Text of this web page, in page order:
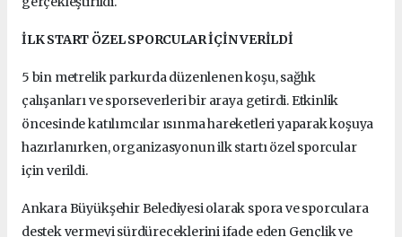
İLK START ÖZEL SPORCULAR İÇİN VERİLDİ
5 bin metrelik parkurda düzenlenen koşu, sağlık
çalışanları ve sporseverleri bir araya getirdi. Etkinlik
öncesinde katılımcılar ısınma hareketleri yaparak koşuya
hazırlanırken, organizasyonun ilk startı özel sporcular
için verildi.
Ankara Büyükşehir Belediyesi olarak spora ve sporculara
destek vermeyi sürdüreceklerini ifade eden Gençlik ve